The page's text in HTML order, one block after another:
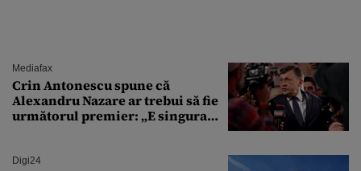
Mediafax
Crin Antonescu spune că
Alexandru Nazare ar trebui să fie
următorul premier: „E singura
Digi24